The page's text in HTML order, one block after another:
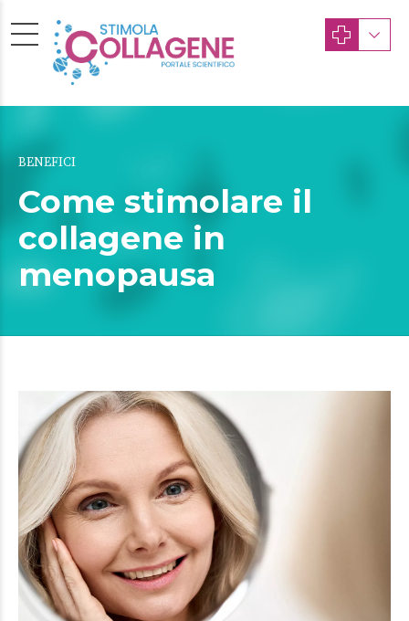
BENEFICI
Come stimolare il
collagene in
menopausa